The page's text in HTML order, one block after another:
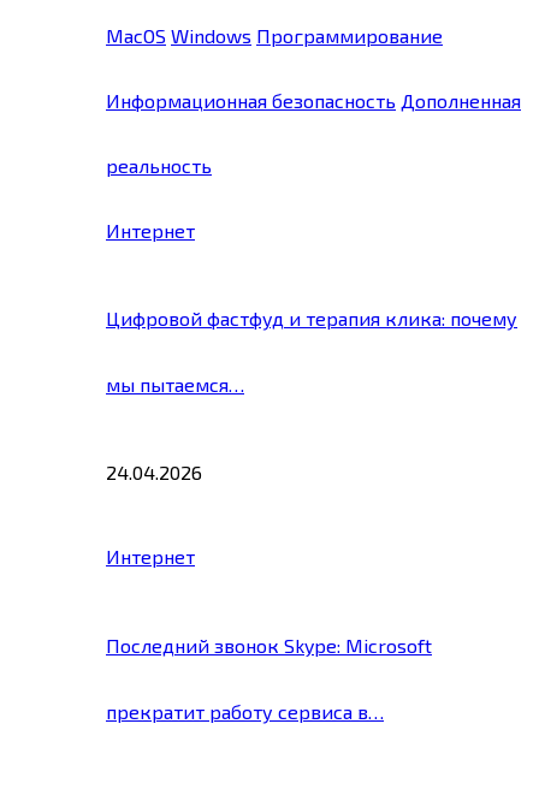
MacOS Windows Программирование
Информационная безопасность Дополненная
реальность
Интернет
Цифровой фастфуд и терапия клика: почему
мы пытаемся…
24.04.2026
Интернет
Последний звонок Skype: Microsoft
прекратит работу сервиса в…